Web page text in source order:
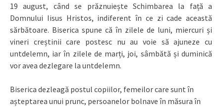
19 august, când se prăznuiește Schimbarea la față a
Domnului Iisus Hristos, indiferent în ce zi cade această
sărbătoare. Biserica spune că în zilele de luni, miercuri și
vineri creștinii care postesc nu au voie să ajuneze cu
untdelemn, iar în zilele de marți, joi, sâmbătă și duminică
vor avea dezlegare la untdelemn.
Biserica dezleagă postul copiilor, femeilor care sunt în
așteptarea unui prunc, persoanelor bolnave în măsura în